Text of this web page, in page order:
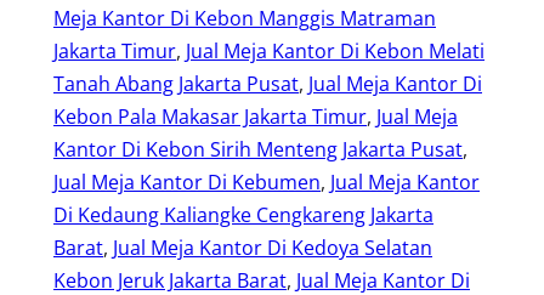
Meja Kantor Di Kebon Manggis Matraman
Jakarta Timur, Jual Meja Kantor Di Kebon Melati
Tanah Abang Jakarta Pusat, Jual Meja Kantor Di
Kebon Pala Makasar Jakarta Timur, Jual Meja
Kantor Di Kebon Sirih Menteng Jakarta Pusat
Jual Meja Kantor Di Kebumen, Jual Meja Kantor
Di Kedaung Kaliangke Cengkareng Jakarta
Barat, Jual Meja Kantor Di Kedoya Selatan
Kebon Jeruk Jakarta Barat, Jual Meja Kantor Di